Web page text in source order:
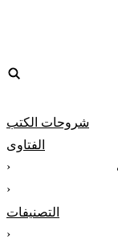
شروحات الكتب
الفتاوى
‹
‹
التصنيفات
‹